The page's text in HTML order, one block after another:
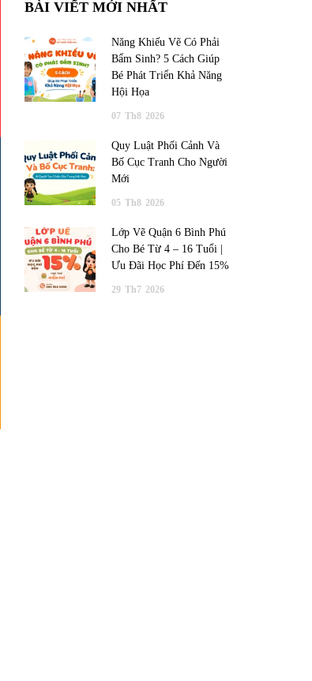
BÀI VIẾT MỚI NHẤT
Năng Khiếu Vẽ Có Phải
Bẩm Sinh? 5 Cách Giúp
Bé Phát Triển Khả Năng
Hội Họa
07 Th8 2026
Quy Luật Phối Cảnh Và
Bố Cục Tranh Cho Người
Mới
05 Th8 2026
Lớp Vẽ Quận 6 Bình Phú
Cho Bé Từ 4 – 16 Tuổi |
Ưu Đãi Học Phí Đến 15%
29 Th7 2026